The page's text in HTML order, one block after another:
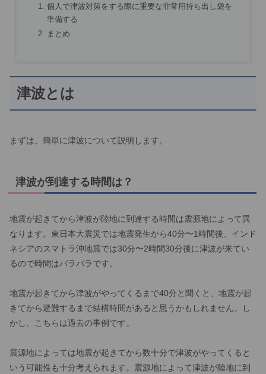
個人で津波対策をする際に重要な非常用持ち出し袋を
準備する
まとめ
津波とは
まずは、簡単に津波について説明します。
津波が到達する時間は？
地震が起きてから津波が陸地に到達する時間は震源地によって異
なります。東日本大震災では地震発生から40分〜1時間後、インド
ネシアのスマトラ沖地震では30分〜2時間30分後に津波が来てい
るので時間はバラバラです。
地震が起きてから津波がやってくるまで40分と聞くと、地震が起
きてから避難するまで結構時間があると思うかもしれません。し
かし、こちらは過去の事例です。
震源地によっては地震が起きてから数十分で津波がやってくると
いう可能性も十分考えられます。震源地によって津波が陸地に到